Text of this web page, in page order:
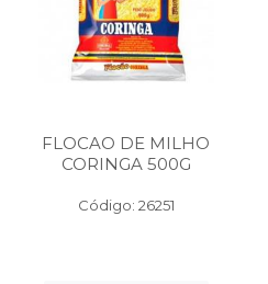
FLOCAO DE MILHO
CORINGA 500G
Código: 26251